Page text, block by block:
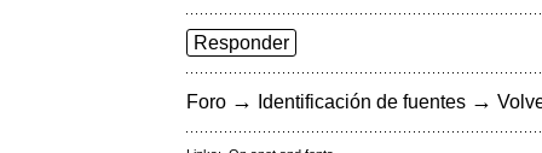
Responder
Foro → Identificación de fuentes →